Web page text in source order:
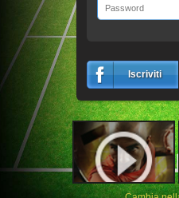
Iscriviti